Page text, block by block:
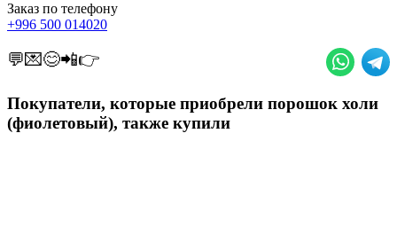
Заказ по телефону
+996 500 014020
💬💌😊📲👉
Покупатели, которые приобрели порошок холи
(фиолетовый), также купили